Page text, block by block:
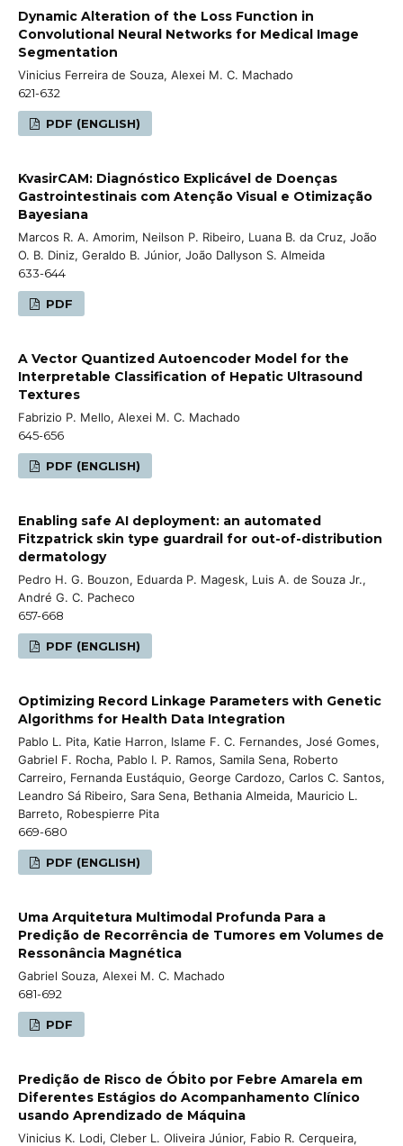
Dynamic Alteration of the Loss Function in
Convolutional Neural Networks for Medical Image
Segmentation
Vinicius Ferreira de Souza, Alexei M. C. Machado
621-632
PDF (ENGLISH)
KvasirCAM: Diagnóstico Explicável de Doenças
Gastrointestinais com Atenção Visual e Otimização
Bayesiana
Marcos R. A. Amorim, Neilson P. Ribeiro, Luana B. da Cruz, João
O. B. Diniz, Geraldo B. Júnior, João Dallyson S. Almeida
633-644
PDF
A Vector Quantized Autoencoder Model for the
Interpretable Classification of Hepatic Ultrasound
Textures
Fabrizio P. Mello, Alexei M. C. Machado
645-656
PDF (ENGLISH)
Enabling safe AI deployment: an automated
Fitzpatrick skin type guardrail for out-of-distribution
dermatology
Pedro H. G. Bouzon, Eduarda P. Magesk, Luis A. de Souza Jr.,
André G. C. Pacheco
657-668
PDF (ENGLISH)
Optimizing Record Linkage Parameters with Genetic
Algorithms for Health Data Integration
Pablo L. Pita, Katie Harron, Islame F. C. Fernandes, José Gomes,
Gabriel F. Rocha, Pablo I. P. Ramos, Samila Sena, Roberto
Carreiro, Fernanda Eustáquio, George Cardozo, Carlos C. Santos,
Leandro Sá Ribeiro, Sara Sena, Bethania Almeida, Mauricio L.
Barreto, Robespierre Pita
669-680
PDF (ENGLISH)
Uma Arquitetura Multimodal Profunda Para a
Predição de Recorrência de Tumores em Volumes de
Ressonância Magnética
Gabriel Souza, Alexei M. C. Machado
681-692
PDF
Predição de Risco de Óbito por Febre Amarela em
Diferentes Estágios do Acompanhamento Clínico
usando Aprendizado de Máquina
Vinicius K. Lodi, Cleber L. Oliveira Júnior, Fabio R. Cerqueira,